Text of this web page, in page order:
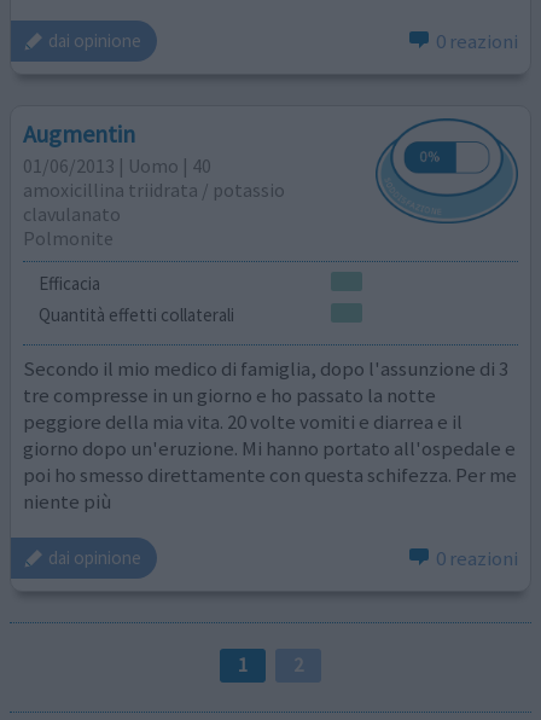
dai opinione 0 reazioni
Augmentin
01/06/2013 | Uomo | 40
amoxicillina triidrata / potassio
clavulanato
Polmonite
Efficacia
Quantità effetti collaterali
Secondo il mio medico di famiglia, dopo l'assunzione di 3
tre compresse in un giorno e ho passato la notte
peggiore della mia vita. 20 volte vomiti e diarrea e il
giorno dopo un'eruzione. Mi hanno portato all'ospedale e
poi ho smesso direttamente con questa schifezza. Per me
niente più
dai opinione 0 reazioni
1 2